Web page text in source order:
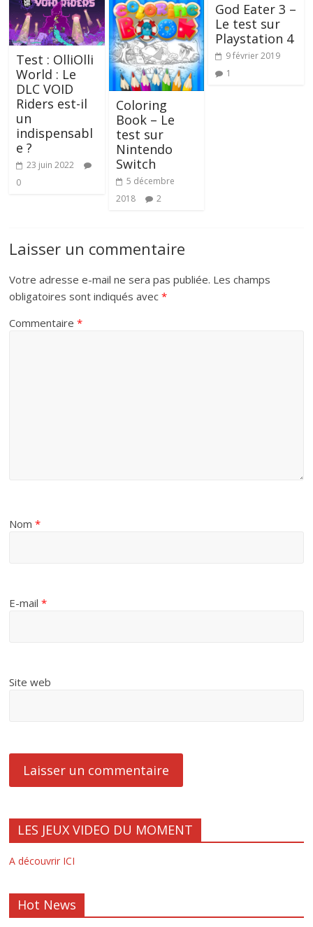
Test : OlliOlli
World : Le
DLC VOID
Riders est-il
un
indispensabl
e ?
23 juin 2022
0
Coloring
Book – Le
test sur
Nintendo
Switch
5 décembre
2018
2
God Eater 3 –
Le test sur
Playstation 4
9 février 2019
1
Laisser un commentaire
Votre adresse e-mail ne sera pas publiée. Les champs
obligatoires sont indiqués avec*
Commentaire*
Nom*
E-mail*
Site web
LES JEUX VIDEO DU MOMENT
A découvrir ICI
Hot News